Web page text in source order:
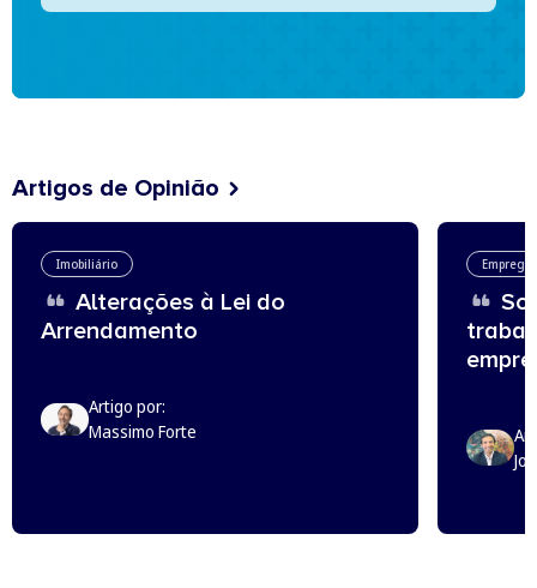
Artigos de Opinião
Imobiliário
Alterações à Lei do
Arrendamento
Artigo por:
Massimo Forte
Emprego